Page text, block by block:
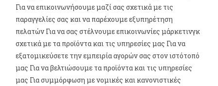
Για να επικοινωνήσουμε μαζί σας σχετικά με τις
παραγγελίες σας και να παρέχουμε εξυπηρέτηση
πελατών Για να σας στέλνουμε επικοινωνίες μάρκετινγκ
σχετικά με τα προϊόντα και τις υπηρεσίες μας Για να
εξατομικεύσετε την εμπειρία αγορών σας στον ιστότοπό
μας Για να βελτιώσουμε τα προϊόντα και τις υπηρεσίες
μας Για συμμόρφωση με νομικές και κανονιστικές